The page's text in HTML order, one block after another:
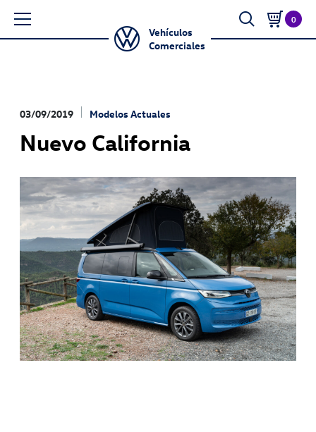
0
Vehículos
Comerciales
03/09/2019 Modelos Actuales
Nuevo California